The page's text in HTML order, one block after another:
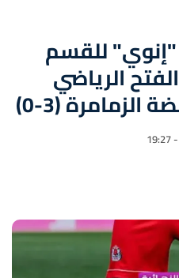
"إنوي" للقسم
23).. الفتح الرياضي
(3-0)